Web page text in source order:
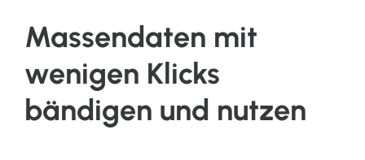
Massendaten mit
wenigen Klicks
bändigen und nutzen